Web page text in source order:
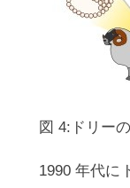
図 4:ドリー
1990 年代に